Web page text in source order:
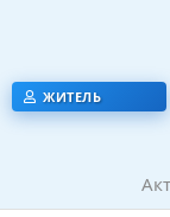
ЖИТЕЛЬ